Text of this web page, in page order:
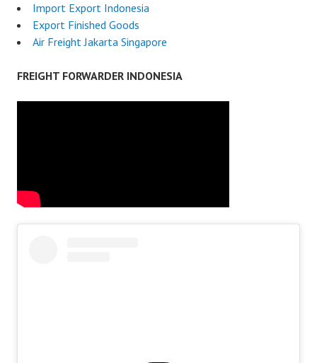
Import Export Indonesia
Export Finished Goods
Air Freight Jakarta Singapore
FREIGHT FORWARDER INDONESIA